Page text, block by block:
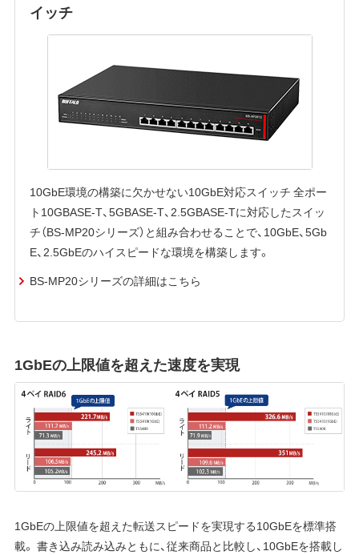
イッチ
10GbE環境の構築に欠かせない10GbE対応スイッチ 全ポー
ト10GBASE-T、5GBASE-T、2.5GBASE-Tに対応したスイッ
チ（BS-MP20シリーズ）と組み合わせることで、10GbE、5Gb
E、2.5GbEのハイスピードな環境を構築します。
BS-MP20シリーズの詳細はこちら
1GbEの上限値を超えた速度を実現
1GbEの上限値を超えた転送スピードを実現する10GbEを標準搭
載。 書き込み読み込みともに、従来商品と比較し、10GbEを搭載し